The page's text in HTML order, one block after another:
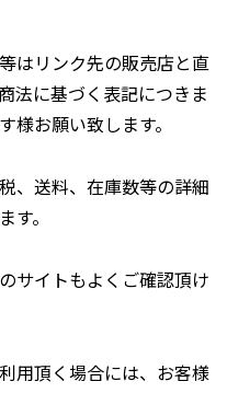
はリンク先の販売店と直
法に基づく表記につきま
様お願い致します。
、送料、在庫数等の詳細
。
サイトもよくご確認頂け
用頂く場合には、お客様